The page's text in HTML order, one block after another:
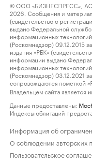
© ООО «БИЗНЕСПРЕСС»,
2026. Сообщения и
(свидетельство о
выдано Федеральной
информационных
(Роскомнадзор) 09.12.2015
издания «РБК»
информации выдано
информационных
(Роскомнадзор) 03.12.2021
сопровождаются пометкой
Владельцем сайта является
Данные предоставлены:
Индексы облигаций
Информация об
О соблюдении авторских
Пользовательское